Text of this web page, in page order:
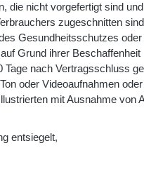
die nicht vorgefertigt sind
zugeschnitten
Gesundheitsschutzes
Grund ihrer
nach Vertragsschluss
oder Videoaufnahmen
mit Ausnahme von
entsiegelt,